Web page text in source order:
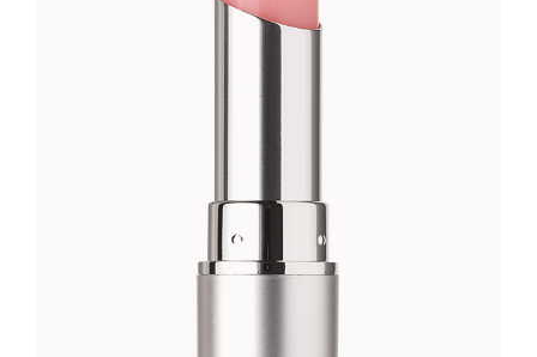
PEACH LIPSTICK
Foundation
35 CFA